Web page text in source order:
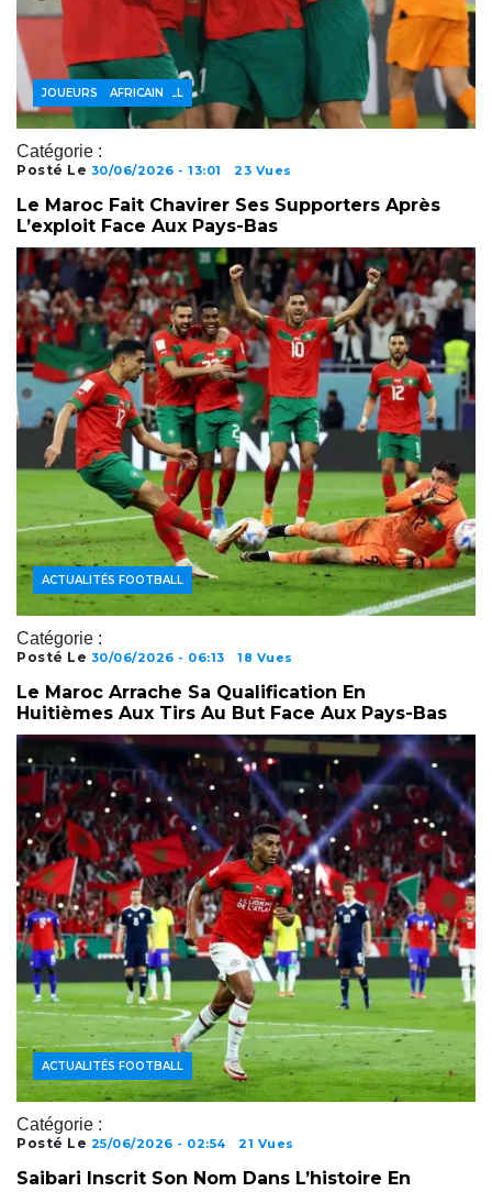
Catégorie :
ACTUALITÉS FOOTBALL
FOOTBALL AFRICAIN
JOUEURS
Posté Le 30/06/2026 - 13:01 23 Vues
Le Maroc Fait Chavirer Ses Supporters Après
L’exploit Face Aux Pays-Bas
Catégorie :
ACTUALITÉS FOOTBALL
Posté Le 30/06/2026 - 06:13 18 Vues
Le Maroc Arrache Sa Qualification En
Huitièmes Aux Tirs Au But Face Aux Pays-Bas
Catégorie :
ACTUALITÉS FOOTBALL
Posté Le 25/06/2026 - 02:54 21 Vues
Saibari Inscrit Son Nom Dans L’histoire En